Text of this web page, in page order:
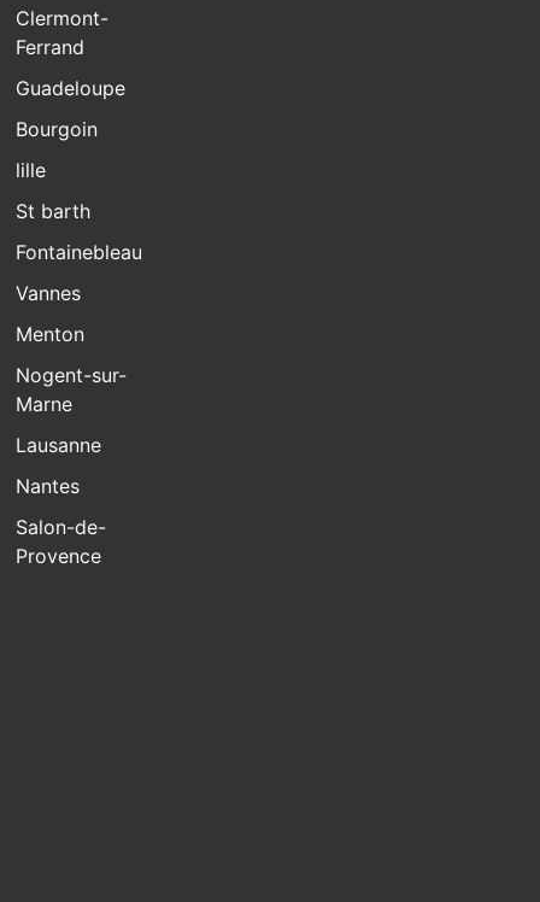
Clermont-
Ferrand
Guadeloupe
Bourgoin
lille
St barth
Fontainebleau
Vannes
Menton
Nogent-sur-
Marne
Lausanne
Nantes
Salon-de-
Provence